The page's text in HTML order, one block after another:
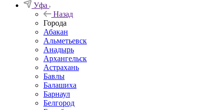
Уфа
Назад
Города
Абакан
Альметьевск
Анадырь
Архангельск
Астрахань
Бавлы
Балашиха
Барнаул
Белгород